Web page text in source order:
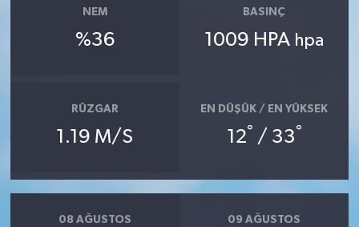
NEM
%36
BASINÇ
1009 HPA hpa
RÜZGAR
1.19 M/S
EN DÜŞÜK / EN YÜKSEK
12° / 33°
08 AĞUSTOS 09 AĞUSTOS